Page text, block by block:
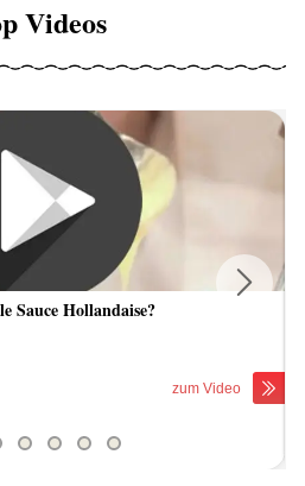
Videos
Sauce Hollandaise?
zum Video